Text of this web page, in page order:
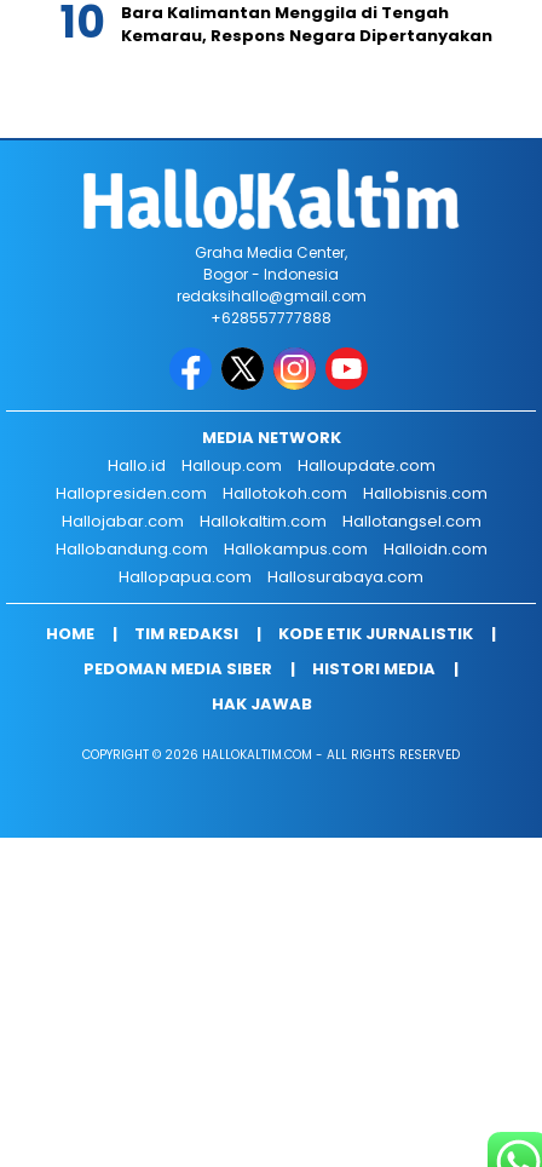
Bara Kalimantan Menggila di Tengah
Kemarau, Respons Negara Dipertanyakan
Graha Media Center,
Bogor - Indonesia
redaksihallo@gmail.com
+628557777888
MEDIA NETWORK
Hallo.id
Halloup.com
Halloupdate.com
Hallopresiden.com
Hallotokoh.com
Hallobisnis.com
Hallojabar.com
Hallokaltim.com
Hallotangsel.com
Hallobandung.com
Hallokampus.com
Halloidn.com
Hallopapua.com
Hallosurabaya.com
HOME TIM REDAKSI
KODE ETIK JURNALISTIK
PEDOMAN MEDIA SIBER
HISTORI MEDIA
HAK JAWAB
COPYRIGHT © 2026 HALLOKALTIM.COM - ALL RIGHTS RESERVED